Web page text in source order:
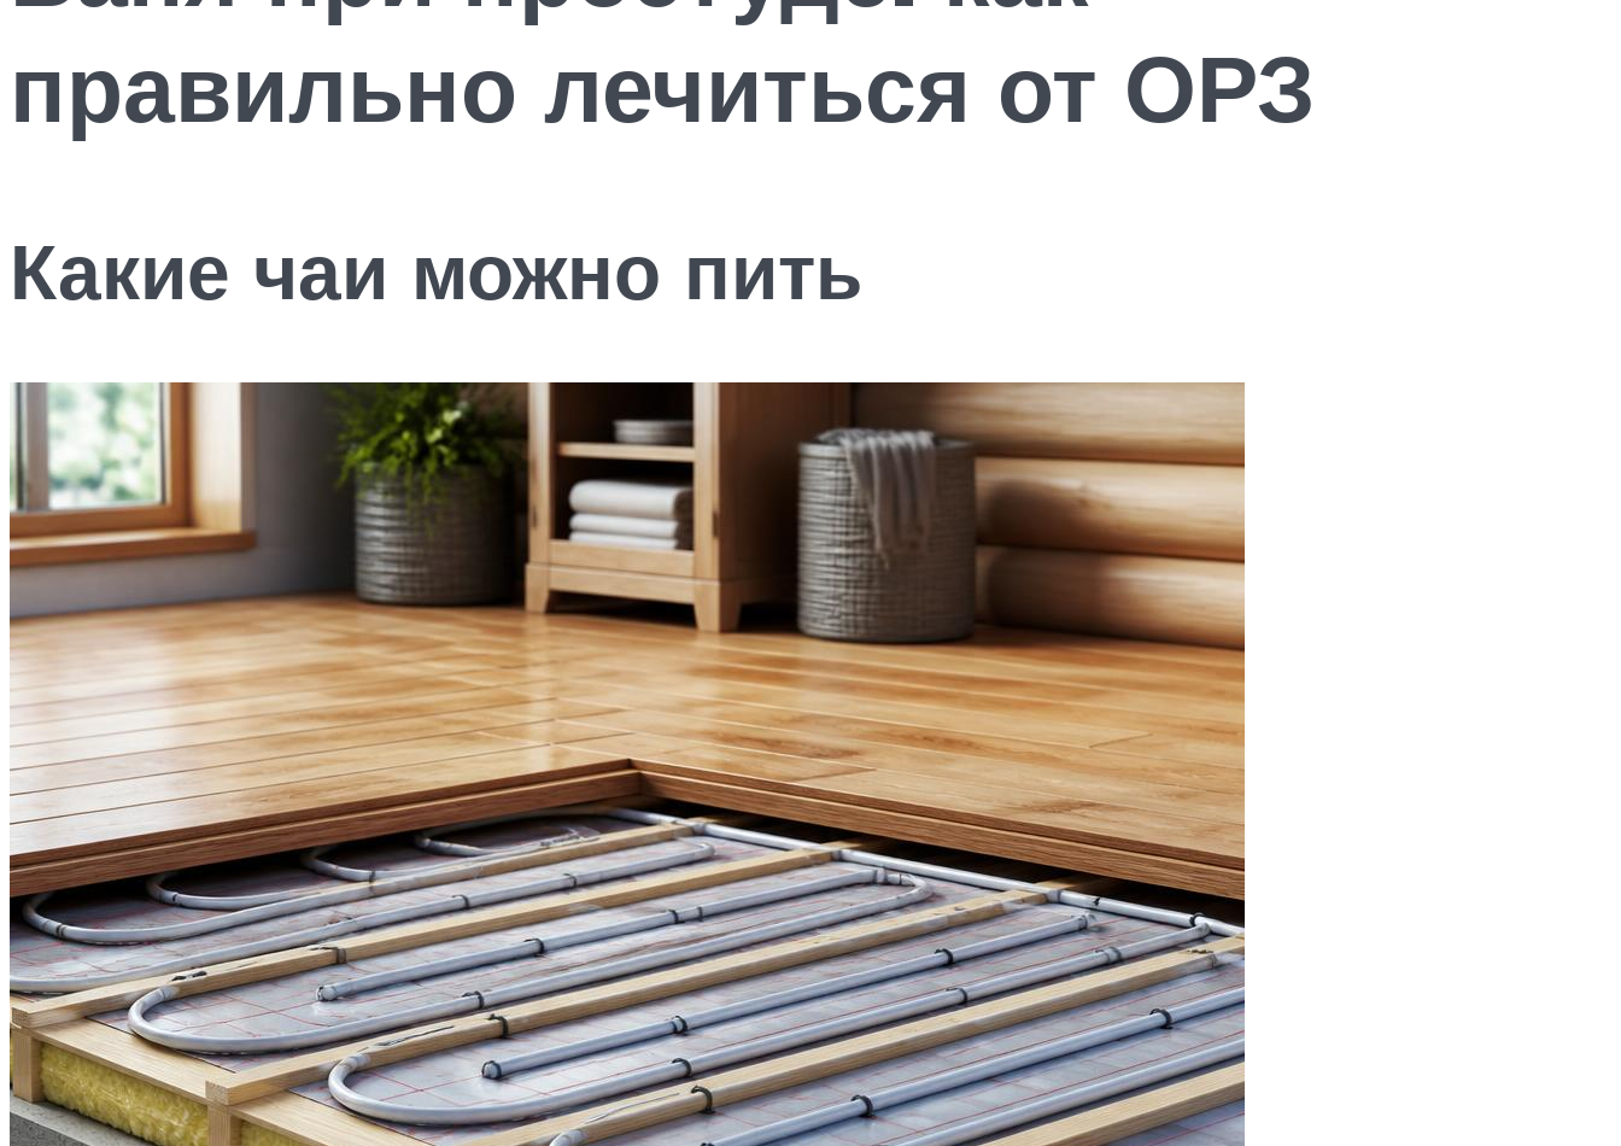
правильно лечиться от ОРЗ
Какие чаи можно пить